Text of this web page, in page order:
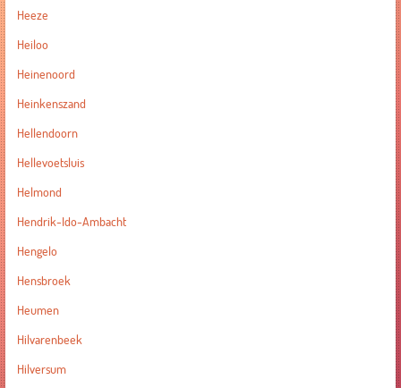
Heeze
Heiloo
Heinenoord
Heinkenszand
Hellendoorn
Hellevoetsluis
Helmond
Hendrik-Ido-Ambacht
Hengelo
Hensbroek
Heumen
Hilvarenbeek
Hilversum